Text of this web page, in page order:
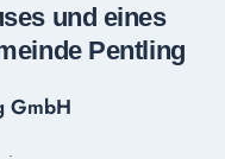
und eines
Pentling
GmbH